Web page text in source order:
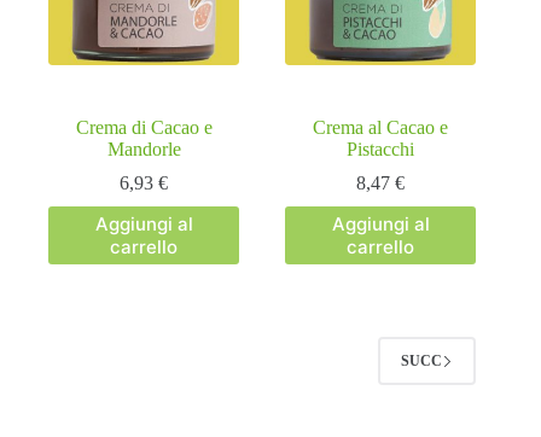
Crema di Cacao e
Mandorle
6,93€
Aggiungi al
carrello
Crema al Cacao e
Pistacchi
8,47€
Aggiungi al
carrello
SUCC